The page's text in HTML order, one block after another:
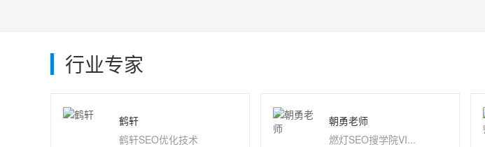
行业专家
鹤轩
鹤轩SEO优化技术
朝勇老师
燃灯SEO搜学院VI...